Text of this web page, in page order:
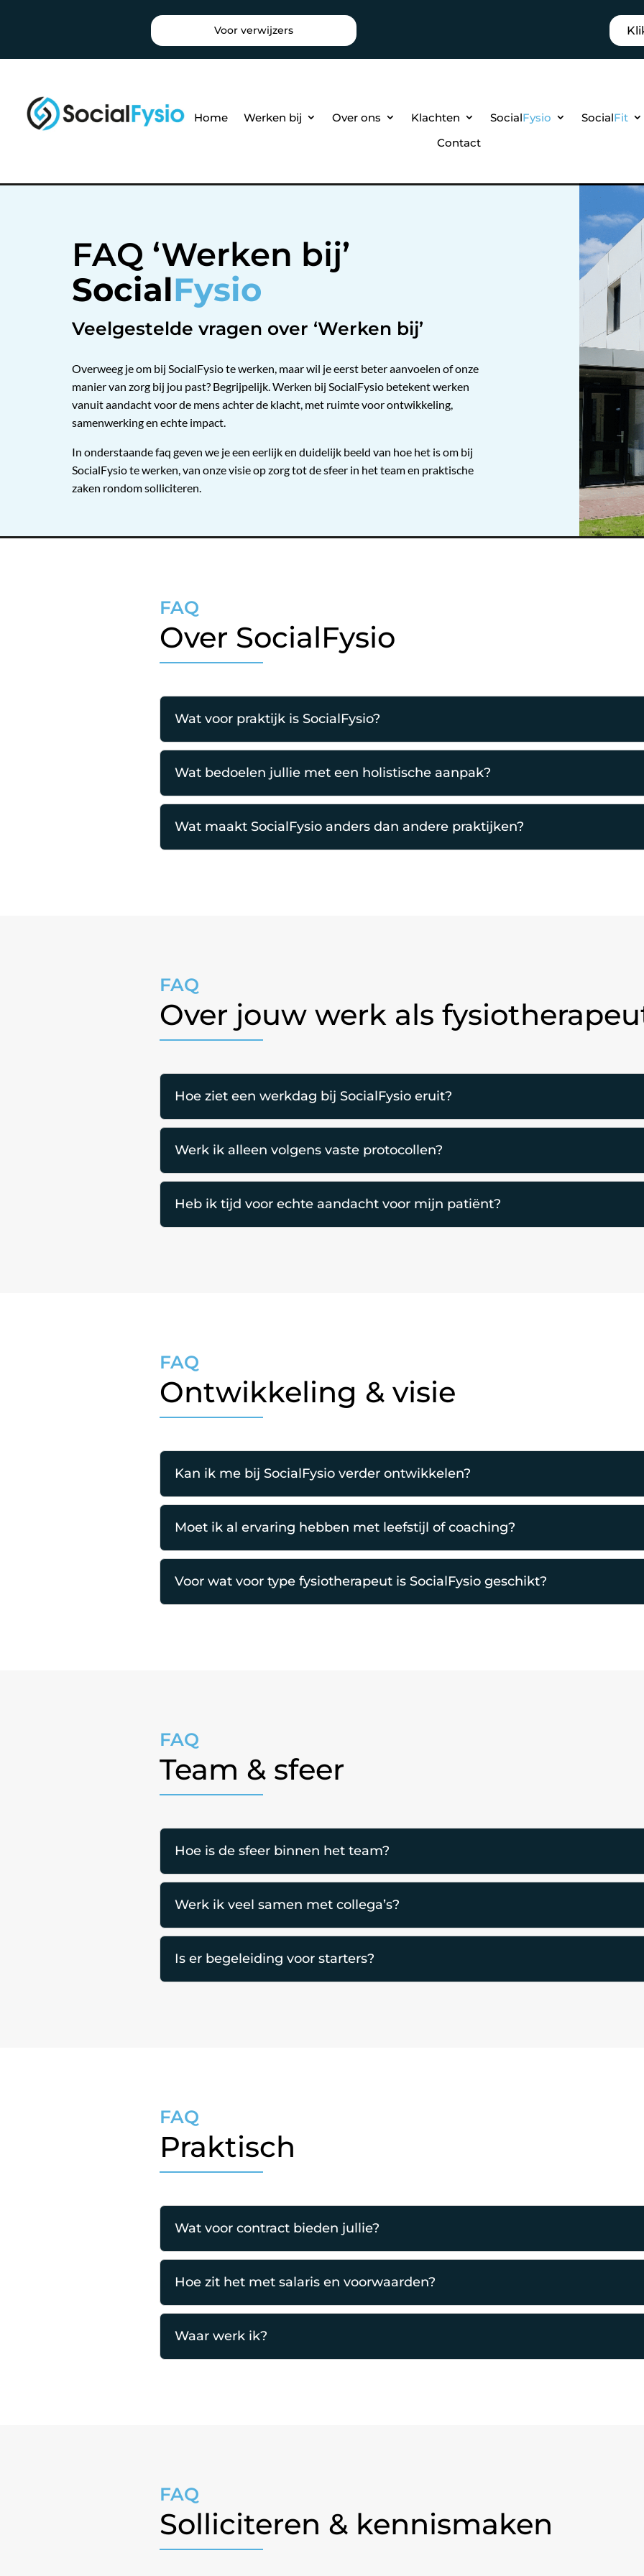
Voor verwijzers
Home Werken bij Over ons Klachten SocialFysio SocialFit
Contact
FAQ ‘Werken bij’
SocialFysio
Veelgestelde vragen over ‘Werken bij’
Overweeg je om bij SocialFysio te werken, maar wil je eerst beter aanvoelen of onze
manier van zorg bij jou past? Begrijpelijk. Werken bij SocialFysio betekent werken
vanuit aandacht voor de mens achter de klacht, met ruimte voor ontwikkeling,
samenwerking en echte impact.
In onderstaande faq geven we je een eerlijk en duidelijk beeld van hoe het is om bij
SocialFysio te werken, van onze visie op zorg tot de sfeer in het team en praktische
zaken rondom solliciteren.
FAQ
Over SocialFysio
Wat voor praktijk is SocialFysio?
Wat bedoelen jullie met een holistische aanpak?
Wat maakt SocialFysio anders dan andere praktijken?
FAQ
Over jouw werk als
Hoe ziet een werkdag bij SocialFysio eruit?
Werk ik alleen volgens vaste protocollen?
Heb ik tijd voor echte aandacht voor mijn patiënt?
FAQ
Ontwikkeling & visie
Kan ik me bij SocialFysio verder ontwikkelen?
Moet ik al ervaring hebben met leefstijl of coaching?
Voor wat voor type fysiotherapeut is SocialFysio geschikt?
FAQ
Team & sfeer
Hoe is de sfeer binnen het team?
Werk ik veel samen met collega’s?
Is er begeleiding voor starters?
FAQ
Praktisch
Wat voor contract bieden jullie?
Hoe zit het met salaris en voorwaarden?
Waar werk ik?
FAQ
Solliciteren & kennismaken